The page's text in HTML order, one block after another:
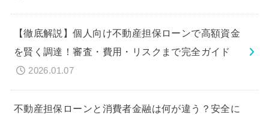
【徹底解説】個人向け不動産担保ローンで高額資金
を賢く調達！審査・費用・リスクまで完全ガイド
2026.01.07
不動産担保ローンと消費者金融は何が違う？安全に